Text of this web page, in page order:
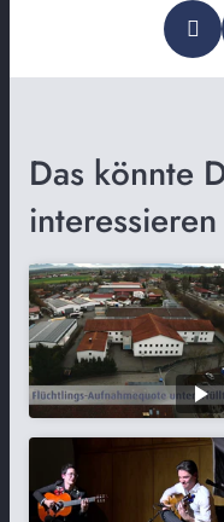
Das könnte
interessieren